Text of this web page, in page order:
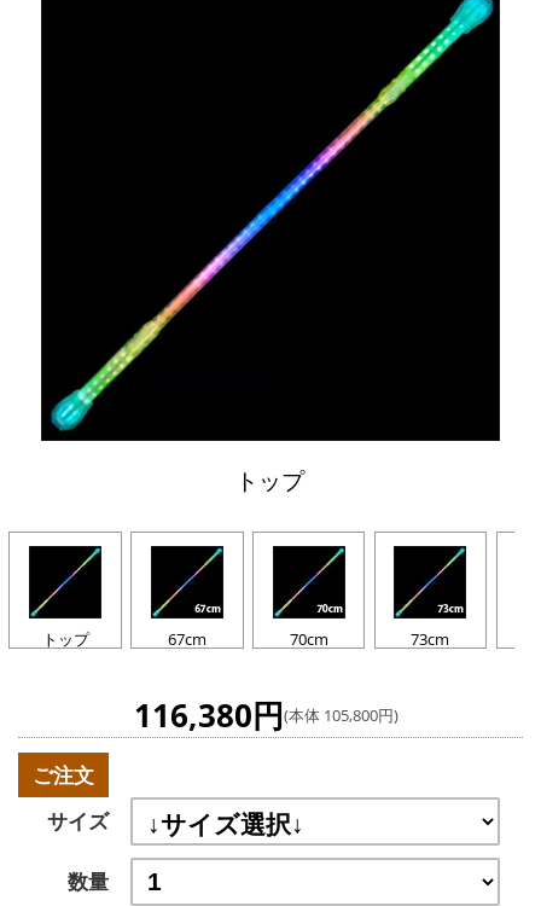
トップ
トップ 67cm 70cm 73cm
116,380円(本体 105,800円)
ご注文
サイズ
数量